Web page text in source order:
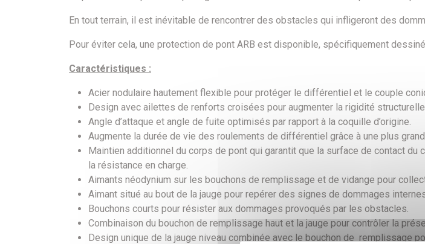
En tout terrain, il est inévitable de rencontrer des obstacles qui infligeront des
Pour éviter cela, une protection de pont ARB est disponible, spécifiquement
Caractéristiques :
Acier nodulaire hautement flexible pour protéger le différentiel et le couple
Design avec ailettes de renforts croisées pour augmenter la rigidité
Angle d’attaque et angle de fuite optimisés par rapport à la coquille d’origine.
Augmente la durée de vie des roulements de différentiel grâce à une plus
Maintien additionnel du corps de pont qui garantit que la surface de contact
la résistance en charge.
Aimants néodynium sur les bouchons de remplissage et de vidange pour
Aimant situé au bout de la jauge pour repérer des signes de dommages
Bouchons courts pour résister aux dommages provoqués par les obstacles.
Combinaison du bouchon de remplissage haut et la jauge pour contrôler la
Design unique de la jauge niveau combinée avec le bouchon de remplissage